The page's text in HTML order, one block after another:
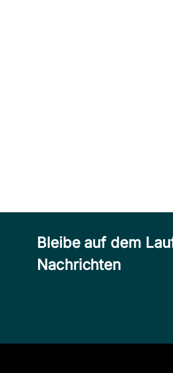
Bleibe auf dem
Nachrichten